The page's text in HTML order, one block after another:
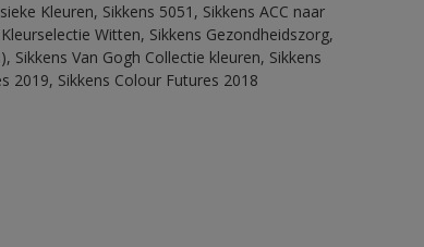
Kleuren, Sikkens 5051, Sikkens ACC naar
Witten, Sikkens Gezondheidszorg,
Sikkens Van Gogh Collectie kleuren, Sikkens
2019, Sikkens Colour Futures 2018